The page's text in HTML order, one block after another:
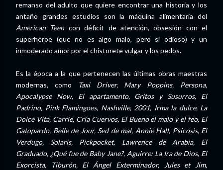
remanso del adulto que quiere encontrar una historia y los
antaño grandes estudios son la máquina alimentaria del
American Teencon déficit de atención, obsesión con el
superhéroe (que no es algo malo, pero sí odioso) y un
inmoderado amor por el chistorete vulgar y los pedos.
Es la época a la que pertenecen las últimas obras maestras
modernas, como
Taxi Driver, Mary Poppins, Persona,
Apocalypse Now, El apartamento, Gritos y Susurros, El
Padrino, Pink Flamingoes, Nashville, 2001, Irma la dulce, La
Dolce Vita, Carrie, Cría Cuervos, El Bueno el malo y el feo, El
Gatopardo, Belle de Jour, Sed de mal, Annie Hall, Psicosis, El
Verdugo, Solaris, Pickpocket, Lawrence de Arabia, El
Graduado, ¿Qué fue de Baby Jane?, Aguirre: La Ira de Dios, El
Exorcista, Tiburón, El Ángel Exterminador, Jules et Jim,